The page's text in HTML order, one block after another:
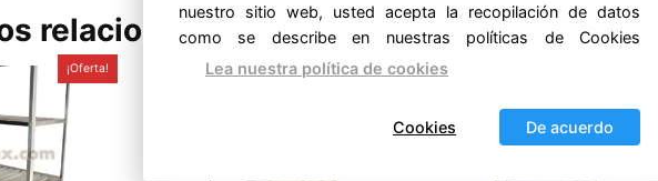
relacionados
¡Oferta! ¡Oferta!
nuestro sitio web, usted acepta la recopilación de datos
como se describe en nuestras políticas de Cookies
Lea nuestra política de cookies
De acuerdo
Cookies